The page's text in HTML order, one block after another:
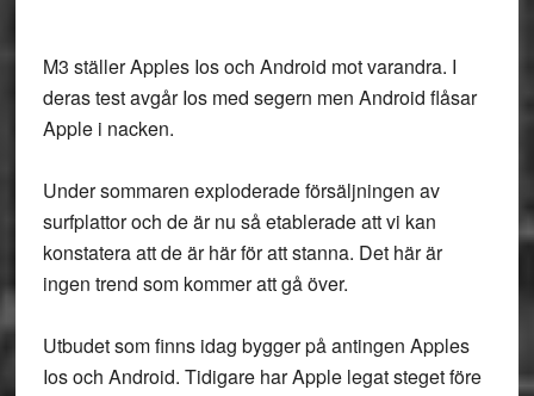
M3 ställer Apples Ios och Android mot varandra. I
deras test avgår Ios med segern men Android flåsar
Apple i nacken.
Under sommaren exploderade försäljningen av
surfplattor och de är nu så etablerade att vi kan
konstatera att de är här för att stanna. Det här är
ingen trend som kommer att gå över.
Utbudet som finns idag bygger på antingen Apples
Ios och Android. Tidigare har Apple legat steget före